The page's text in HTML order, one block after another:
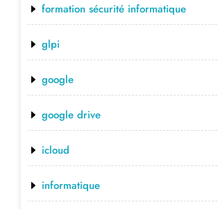
formation sécurité informatique
glpi
google
google drive
icloud
informatique